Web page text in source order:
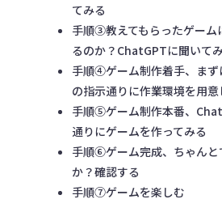
てみる
手順③教えてもらったゲーム
るのか？ChatGPTに聞いて
手順④ゲーム制作着手、ま
の指示通りに作業環境を用意
手順⑤ゲーム制作本番、
通りにゲームを作ってみる
手順⑥ゲーム完成、ちゃんと
か？確認する
手順⑦ゲームを楽しむ